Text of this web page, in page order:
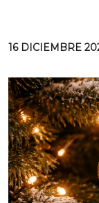
16 DICIEMBRE